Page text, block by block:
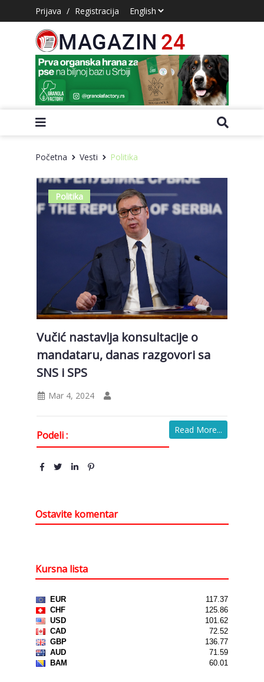
Prijava / Registracija
Početna Vesti Politika
Politika
Vučić nastavlja konsultacije o
mandataru, danas razgovori sa
SNS i SPS
Mar 4, 2024
Read More...
Podeli :
Ostavite komentar
Kursna lista